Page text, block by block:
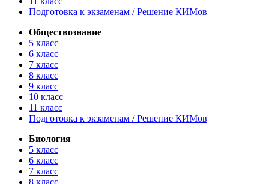
Подготовка к экзаменам / Решение КИМов
Обществознание
5 класс
6 класс
7 класс
8 класс
9 класс
10 класс
11 класс
Подготовка к экзаменам / Решение КИМов
Биология
5 класс
6 класс
7 класс